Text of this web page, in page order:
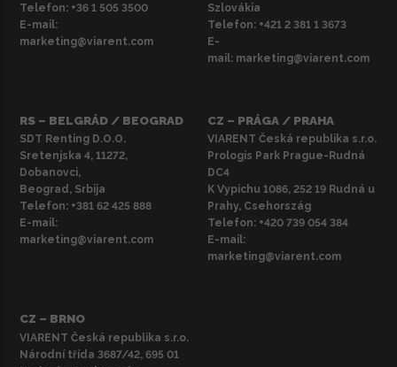
Telefon: +36 1 505 3500
E-mail:
marketing@viarent.com
Szlovákia
Telefon: +421 2 381 1 3673
E-
mail: marketing@viarent.com
RS – BELGRÁD / BEOGRAD
SDT Renting D.O.O.
Sretenjska 4, 11272,
Dobanovci,
Beograd, Srbija
Telefon: +381 62 425 888
E-mail:
marketing@viarent.com
CZ – PRÁGA / PRAHA
VIARENT Česká republika s.r.o.
Prologis Park Prague-Rudná
DC4
K Vypichu 1086, 252 19 Rudná u
Prahy, Csehország
Telefon: +420 739 054 384
E-mail:
marketing@viarent.com
CZ – BRNO
VIARENT Česká republika s.r.o.
Národní třída 3687/42, 695 01